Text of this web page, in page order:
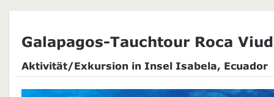
Galapagos-Tauchtour Roca
Aktivität/Exkursion in Insel Isabela, Ecuador